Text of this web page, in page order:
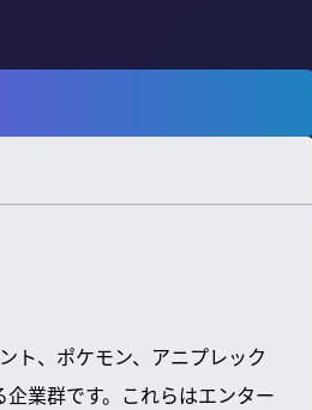
ト、ポケモン、アニプレック
業群です。これらはエンター